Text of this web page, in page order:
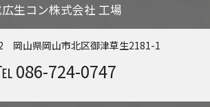
生コン株式会社 工場
岡山県岡山市北区御津草生2181-1
086-724-0747